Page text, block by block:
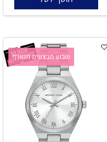
שבוע מבצעים מטורף